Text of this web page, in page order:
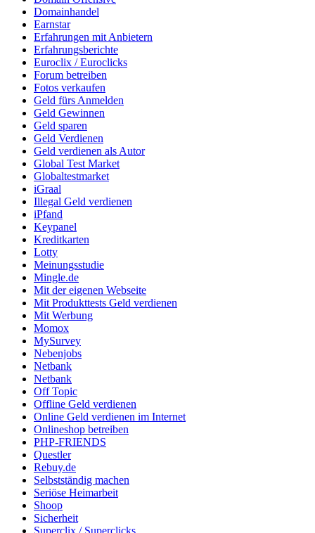
Domainhandel
Earnstar
Erfahrungen mit Anbietern
Erfahrungsberichte
Euroclix / Euroclicks
Forum betreiben
Fotos verkaufen
Geld fürs Anmelden
Geld Gewinnen
Geld sparen
Geld Verdienen
Geld verdienen als Autor
Global Test Market
Globaltestmarket
iGraal
Illegal Geld verdienen
iPfand
Keypanel
Kreditkarten
Lotty
Meinungsstudie
Mingle.de
Mit der eigenen Webseite
Mit Produkttests Geld verdienen
Mit Werbung
Momox
MySurvey
Nebenjobs
Netbank
Netbank
Off Topic
Offline Geld verdienen
Online Geld verdienen im Internet
Onlineshop betreiben
PHP-FRIENDS
Questler
Rebuy.de
Selbstständig machen
Seriöse Heimarbeit
Shoop
Sicherheit